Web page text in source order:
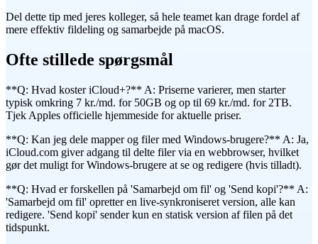
Del dette tip med jeres kolleger, så hele teamet kan drage fordel af
mere effektiv fildeling og samarbejde på macOS.
Ofte stillede spørgsmål
**Q: Hvad koster iCloud+?** A: Priserne varierer, men starter
typisk omkring 7 kr./md. for 50GB og op til 69 kr./md. for 2TB.
Tjek Apples officielle hjemmeside for aktuelle priser.
**Q: Kan jeg dele mapper og filer med Windows-brugere?** A: Ja,
iCloud.com giver adgang til delte filer via en webbrowser, hvilket
gør det muligt for Windows-brugere at se og redigere (hvis tilladt).
**Q: Hvad er forskellen på 'Samarbejd om fil' og 'Send kopi'?** A:
'Samarbejd om fil' opretter en live-synkroniseret version, alle kan
redigere. 'Send kopi' sender kun en statisk version af filen på det
tidspunkt.